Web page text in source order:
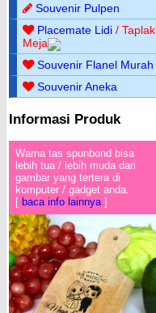
Souvenir Pulpen
Placemate Lidi / Taplak
Meja
Souvenir Flanel Murah
Souvenir Aneka
Informasi Produk
Warna tas spunbond bisa
lebih tua / lebih muda dari
gambar yang tertera di
komputer / gadget anda.
[ baca info lainnya]